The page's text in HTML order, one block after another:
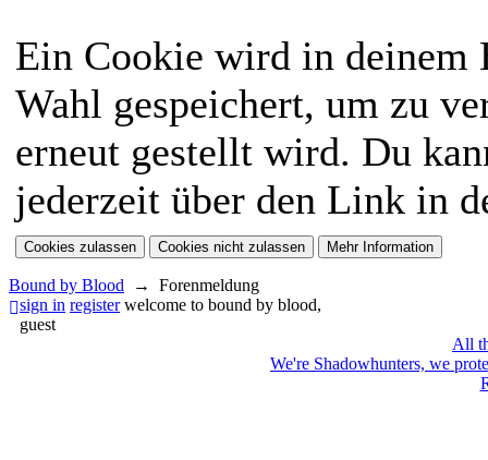
Ein Cookie wird in deinem
Wahl gespeichert, um zu
erneut gestellt wird. Du
jederzeit über den Link in
Bound by Blood → Forenmeldung
sign in register welcome to bound by blood,
guest
All
We're Shadowhunters, we